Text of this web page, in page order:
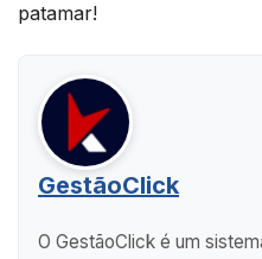
patamar!
GestãoClick
O GestãoClick é um